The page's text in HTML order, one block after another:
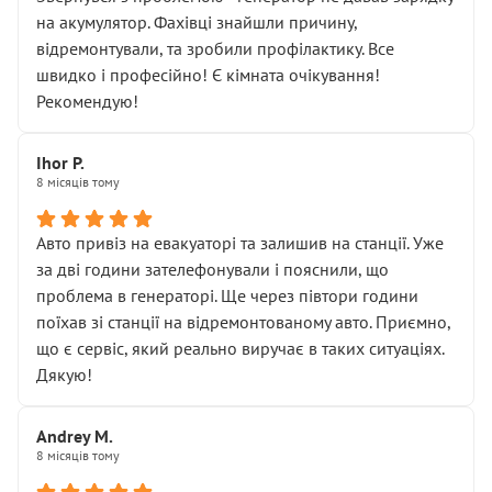
зауваження гроші за цю “послугу” повернули, що
лише підтвердило мою правоту.
Але головне — я виїжджаю з боксу, і скрип у гальмах
залишився таким самим, як і був. Тобто оплачена
Далі ситуація тільки погіршилась:
• сказали, що тепер “потрібно знімати колеса”
• що біля авто стояти вже не можна
• почали озвучувати купу додаткових робіт без
чіткого пояснення
( ну все зняли та доробили) дякую!
Окремий момент, який виглядає абсурдно:
мені заявили, що бачок гальмівної рідини потрібно
міняти разом із головним гальмівним циліндром у
Для людини, яка хоча б трохи розуміється на техніці,
це звучить як мінімум непрофесійно, а як максимум —
спроба продати дорогий вузол замість елементарних
на акумулятор. Фахівці знайшли причину,
відремонтували, та зробили профілактику. Все
швидко і професійно! Є кімната очікування!
Рекомендую!
Ihor P.
8 місяців тому
Авто привіз на евакуаторі та залишив на станції. Уже
за дві години зателефонували і пояснили, що
проблема в генераторі. Ще через півтори години
поїхав зі станції на відремонтованому авто. Приємно,
що є сервіс, який реально виручає в таких ситуаціях.
Дякую!
Andrey M.
8 місяців тому